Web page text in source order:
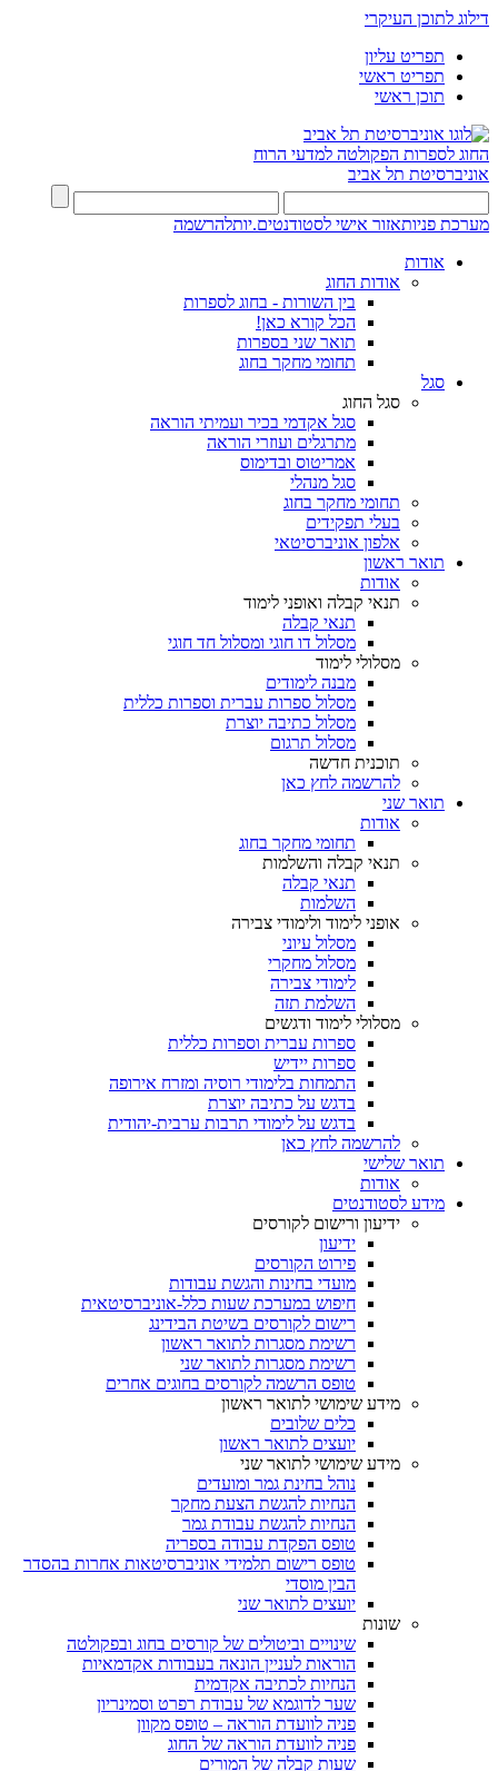
דילוג לתוכן העיקרי
תפריט עליון
תפריט ראשי
תוכן ראשי
החוג לספרות הפקולטה למדעי הרוח
אוניברסיטת תל אביב
מערכת פניותאזור אישי לסטודנטים.יותלהרשמה
אודות
אודות החוג
בין השורות - בחוג לספרות
הכל קורא כאן!
תואר שני בספרות
תחומי מחקר בחוג
סגל
סגל החוג
סגל אקדמי בכיר ועמיתי הוראה
מתרגלים ועוזרי הוראה
אמריטוס ובדימוס
סגל מנהלי
תחומי מחקר בחוג
בעלי תפקידים
אלפון אוניברסיטאי
תואר ראשון
אודות
תנאי קבלה ואופני לימוד
תנאי קבלה
מסלול דו חוגי ומסלול חד חוגי
מסלולי לימוד
מבנה לימודים
מסלול ספרות עברית וספרות כללית
מסלול כתיבה יוצרת
מסלול תרגום
תוכנית חדשה
להרשמה לחץ כאן
תואר שני
אודות
תחומי מחקר בחוג
תנאי קבלה והשלמות
תנאי קבלה
השלמות
אופני לימוד ולימודי צבירה
מסלול עיוני
מסלול מחקרי
לימודי צבירה
השלמת תזה
מסלולי לימוד ודגשים
ספרות עברית וספרות כללית
ספרות יידיש
התמחות בלימודי רוסיה ומזרח אירופה
בדגש על כתיבה יוצרת
בדגש על לימודי תרבות ערבית-יהודית
להרשמה לחץ כאן
תואר שלישי
אודות
מידע לסטודנטים
ידיעון ורישום לקורסים
ידיעון
פירוט הקורסים
מועדי בחינות והגשת עבודות
חיפוש במערכת שעות כלל-אוניברסיטאית
רישום לקורסים בשיטת הבידינג
רשימת מסגרות לתואר ראשון
רשימת מסגרות לתואר שני
טופס הרשמה לקורסים בחוגים אחרים
מידע שימושי לתואר ראשון
כלים שלובים
יועצים לתואר ראשון
מידע שימושי לתואר שני
נוהל בחינת גמר ומועדים
הנחיות להגשת הצעת מחקר
הנחיות להגשת עבודת גמר
טופס הפקדת עבודה בספריה
טופס רישום תלמידי אוניברסיטאות אחרות בהסדר
הבין מוסדי
יועצים לתואר שני
שונות
שינויים וביטולים של קורסים בחוג ובפקולטה
הוראות לעניין הונאה בעבודות אקדמאיות
הנחיות לכתיבה אקדמית
שער לדוגמא של עבודת רפרט וסמינריון
פניה לוועדת הוראה – טופס מקוון
פניה לוועדת הוראה של החוג
שעות קבלה של המורים